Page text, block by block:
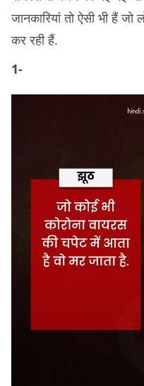
जानकारियां तो ऐसी भी हैं
कर रही हैं.
1-